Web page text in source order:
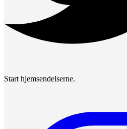
Start hjemsendelserne.